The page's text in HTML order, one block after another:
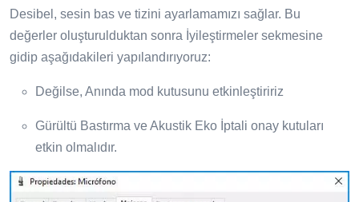
Desibel, sesin bas ve tizini ayarlamamızı sağlar. Bu
değerler oluşturulduktan sonra İyileştirmeler sekmesine
gidip aşağıdakileri yapılandırıyoruz:
Değilse, Anında mod kutusunu etkinleştiririz
Gürültü Bastırma ve Akustik Eko İptali onay kutuları
etkin olmalıdır.